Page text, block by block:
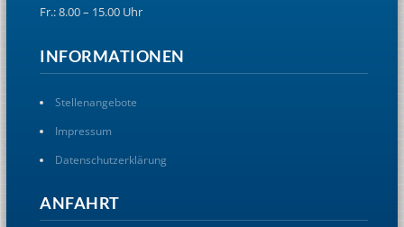
Fr.: 8.00 – 15.00 Uhr
INFORMATIONEN
Stellenangebote
Impressum
Datenschutzerklärung
ANFAHRT